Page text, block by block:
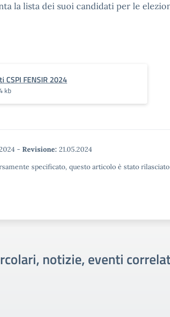
la lista dei suoi candidati per le
CSPI FENSIR 2024
kb
- Revisione: 21.05.2024
specificato, questo articolo è stato
notizie, eventi